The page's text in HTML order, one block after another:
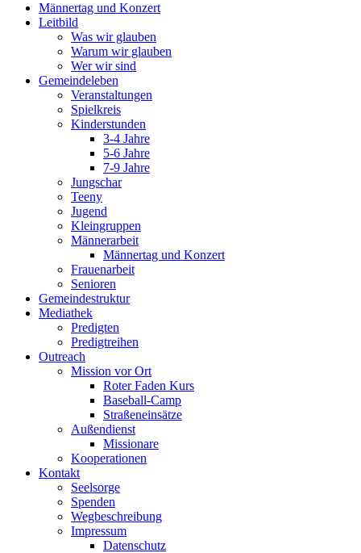
Männertag und Konzert
Leitbild
Was wir glauben
Warum wir glauben
Wer wir sind
Gemeindeleben
Veranstaltungen
Spielkreis
Kinderstunden
3-4 Jahre
5-6 Jahre
7-9 Jahre
Jungschar
Teeny
Jugend
Kleingruppen
Männerarbeit
Männertag und Konzert
Frauenarbeit
Senioren
Gemeindestruktur
Mediathek
Predigten
Predigtreihen
Outreach
Mission vor Ort
Roter Faden Kurs
Baseball-Camp
Straßeneinsätze
Außendienst
Missionare
Kooperationen
Kontakt
Seelsorge
Spenden
Wegbeschreibung
Impressum
Datenschutz